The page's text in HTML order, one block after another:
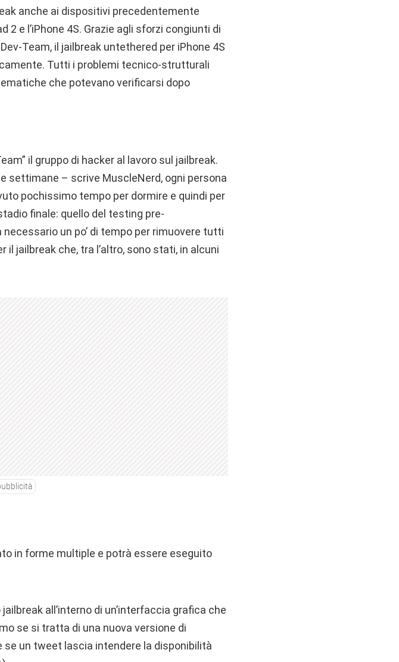
anche ai dispositivi precedentemente
2 e l’iPhone 4S. Grazie agli sforzi congiunti di
Team, il jailbreak untethered per iPhone 4S
Tutti i problemi tecnico-strutturali
che potevano verificarsi dopo
il gruppo di hacker al lavoro sul jailbreak.
settimane – scrive MuscleNerd, ogni persona
pochissimo tempo per dormire e quindi per
finale: quello del testing pre-
un po’ di tempo per rimuovere tutti
il jailbreak che, tra l’altro, sono stati, in alcuni
in forme multiple e potrà essere eseguito
all’interno di un’interfaccia grafica che
se si tratta di una nuova versione di
un tweet lascia intendere la disponibilità